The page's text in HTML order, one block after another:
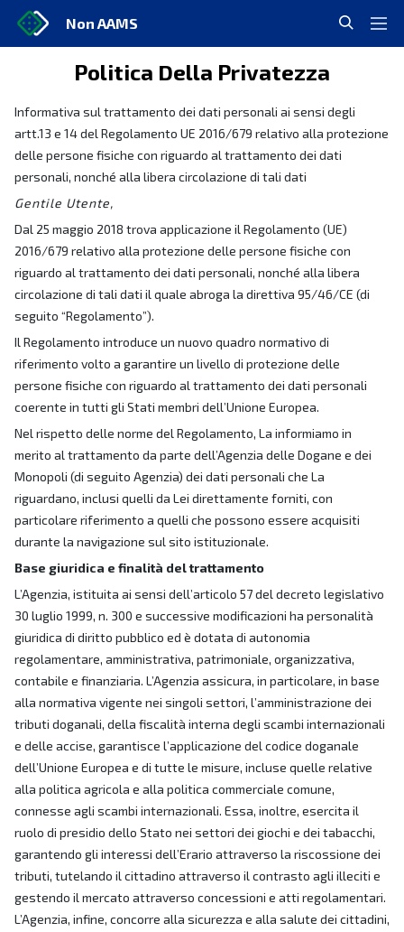
Non AAMS
Politica Della Privatezza
Informativa sul trattamento dei dati personali ai sensi degli
artt.13 e 14 del Regolamento UE 2016/679 relativo alla protezione
delle persone fisiche con riguardo al trattamento dei dati
personali, nonché alla libera circolazione di tali dati
Gentile Utente,
Dal 25 maggio 2018 trova applicazione il Regolamento (UE)
2016/679 relativo alla protezione delle persone fisiche con
riguardo al trattamento dei dati personali, nonché alla libera
circolazione di tali dati il quale abroga la direttiva 95/46/CE (di
seguito “Regolamento”).
Il Regolamento introduce un nuovo quadro normativo di
riferimento volto a garantire un livello di protezione delle
persone fisiche con riguardo al trattamento dei dati personali
coerente in tutti gli Stati membri dell’Unione Europea.
Nel rispetto delle norme del Regolamento, La informiamo in
merito al trattamento da parte dell’Agenzia delle Dogane e dei
Monopoli (di seguito Agenzia) dei dati personali che La
riguardano, inclusi quelli da Lei direttamente forniti, con
particolare riferimento a quelli che possono essere acquisiti
durante la navigazione sul sito istituzionale.
Base giuridica e finalità del trattamento
L’Agenzia, istituita ai sensi dell’articolo 57 del decreto legislativo
30 luglio 1999, n. 300 e successive modificazioni ha personalità
giuridica di diritto pubblico ed è dotata di autonomia
regolamentare, amministrativa, patrimoniale, organizzativa,
contabile e finanziaria. L’Agenzia assicura, in particolare, in base
alla normativa vigente nei singoli settori, l’amministrazione dei
tributi doganali, della fiscalità interna degli scambi internazionali
e delle accise, garantisce l’applicazione del codice doganale
dell’Unione Europea e di tutte le misure, incluse quelle relative
alla politica agricola e alla politica commerciale comune,
connesse agli scambi internazionali. Essa, inoltre, esercita il
ruolo di presidio dello Stato nei settori dei giochi e dei tabacchi,
garantendo gli interessi dell’Erario attraverso la riscossione dei
tributi, tutelando il cittadino attraverso il contrasto agli illeciti e
gestendo il mercato attraverso concessioni e atti regolamentari.
L’Agenzia, infine, concorre alla sicurezza e alla salute dei cittadini,